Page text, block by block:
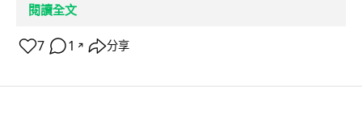
閱讀全文
7 1 ↗ 分享